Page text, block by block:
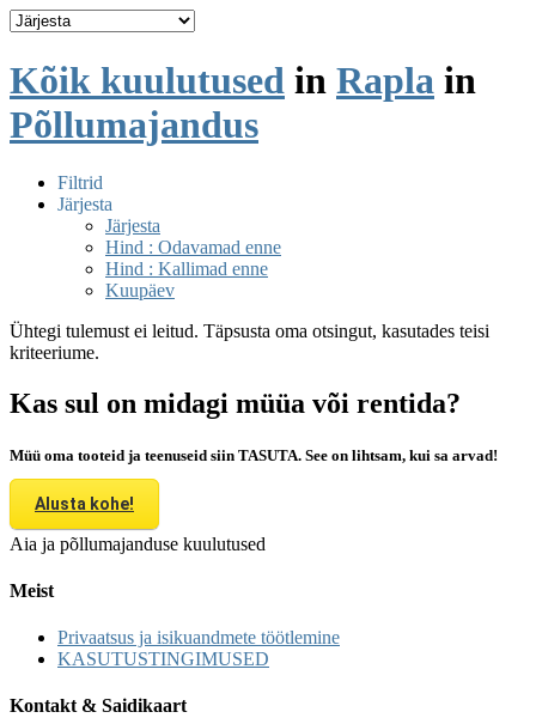
Kõik kuulutused in Rapla in
Põllumajandus
Filtrid
Järjesta
Järjesta
Hind : Odavamad enne
Hind : Kallimad enne
Kuupäev
Ühtegi tulemust ei leitud. Täpsusta oma otsingut, kasutades teisi
kriteeriume.
Kas sul on midagi müüa või rentida?
Müü oma tooteid ja teenuseid siin TASUTA. See on lihtsam, kui sa arvad!
Alusta kohe!
Aia ja põllumajanduse kuulutused
Meist
Privaatsus ja isikuandmete töötlemine
KASUTUSTINGIMUSED
Kontakt & Saidikaart